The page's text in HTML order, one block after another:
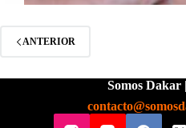
ANTERIOR
Somos Dakar